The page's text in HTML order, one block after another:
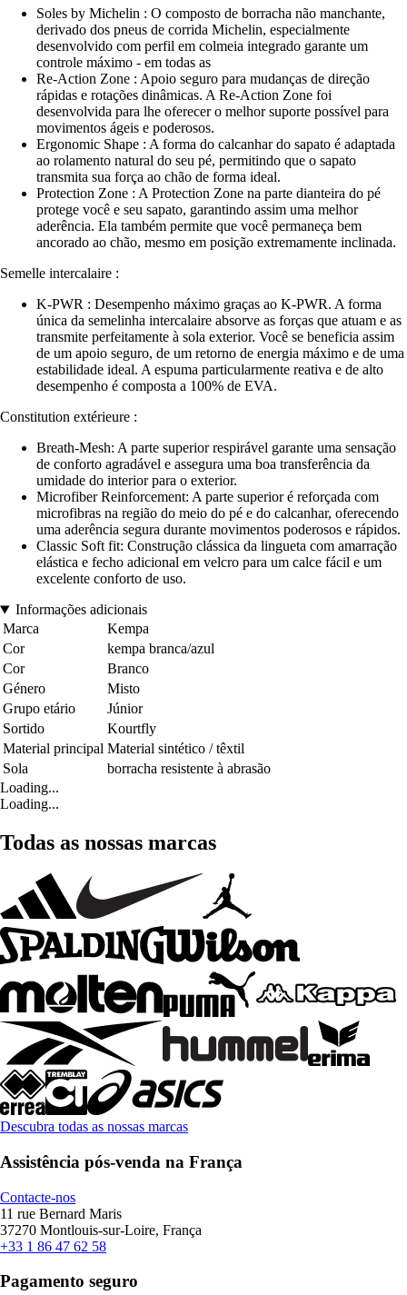
Soles by Michelin : O composto de borracha não manchante,
derivado dos pneus de corrida Michelin, especialmente
desenvolvido com perfil em colmeia integrado garante um
controle máximo - em todas as
Re-Action Zone : Apoio seguro para mudanças de direção
rápidas e rotações dinâmicas. A Re-Action Zone foi
desenvolvida para lhe oferecer o melhor suporte possível para
movimentos ágeis e poderosos.
Ergonomic Shape : A forma do calcanhar do sapato é adaptada
ao rolamento natural do seu pé, permitindo que o sapato
transmita sua força ao chão de forma ideal.
Protection Zone : A Protection Zone na parte dianteira do pé
protege você e seu sapato, garantindo assim uma melhor
aderência. Ela também permite que você permaneça bem
ancorado ao chão, mesmo em posição extremamente inclinada.
Semelle intercalaire :
K-PWR : Desempenho máximo graças ao K-PWR. A forma
única da semelinha intercalaire absorve as forças que atuam e as
transmite perfeitamente à sola exterior. Você se beneficia assim
de um apoio seguro, de um retorno de energia máximo e de uma
estabilidade ideal. A espuma particularmente reativa e de alto
desempenho é composta a 100% de EVA.
Constitution extérieure :
Breath-Mesh: A parte superior respirável garante uma sensação
de conforto agradável e assegura uma boa transferência da
umidade do interior para o exterior.
Microfiber Reinforcement: A parte superior é reforçada com
microfibras na região do meio do pé e do calcanhar, oferecendo
uma aderência segura durante movimentos poderosos e rápidos.
Classic Soft fit: Construção clássica da lingueta com amarração
elástica e fecho adicional em velcro para um calce fácil e um
excelente conforto de uso.
Informações adicionais
Marca
Kempa
Cor
kempa branca/azul
Cor
Branco
Género
Misto
Grupo etário
Júnior
Sortido
Kourtfly
Material principal Material sintético / têxtil
Sola
borracha resistente à abrasão
Loading...
Loading...
Todas as nossas marcas
Descubra todas as nossas marcas
Assistência pós-venda na França
Contacte-nos
11 rue Bernard Maris
37270 Montlouis-sur-Loire, França
+33 1 86 47 62 58
Pagamento seguro